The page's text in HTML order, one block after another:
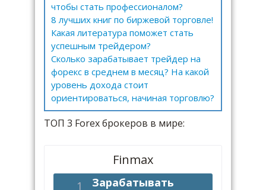
чтобы стать профессионалом?
8 лучших книг по биржевой торговле!
Какая литература поможет стать
успешным трейдером?
Сколько зарабатывает трейдер на
форекс в среднем в месяц? На какой
уровень дохода стоит
ориентироваться, начиная торговлю?
ТОП 3 Forex брокеров в мире:
Finmax
Зарабатывать